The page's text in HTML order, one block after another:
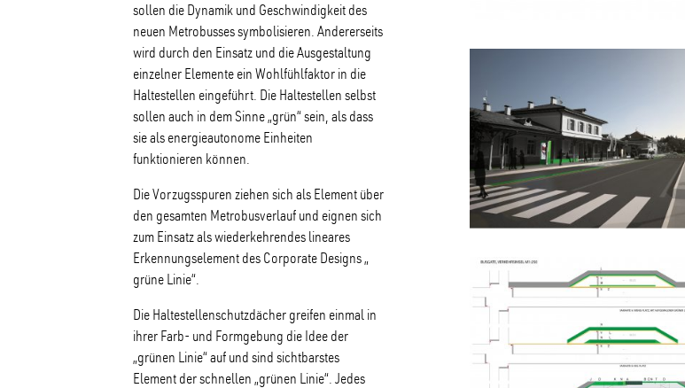
sollen die Dynamik und Geschwindigkeit des
neuen Metrobusses symbolisieren. Andererseits
wird durch den Einsatz und die Ausgestaltung
einzelner Elemente ein Wohlfühlfaktor in die
Haltestellen eingeführt. Die Haltestellen selbst
sollen auch in dem Sinne „grün“ sein, als dass
sie als energieautonome Einheiten
funktionieren können.
Die Vorzugsspuren ziehen sich als Element über
den gesamten Metrobusverlauf und eignen sich
zum Einsatz als wiederkehrendes lineares
Erkennungselement des Corporate Designs „
grüne Linie“.
Die Haltestellenschutzdächer greifen einmal in
ihrer Farb- und Formgebung die Idee der
„grünen Linie“ auf und sind sichtbarstes
Element der schnellen „grünen Linie“. Jedes